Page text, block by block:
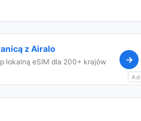
z Airalo
lokalną eSIM dla 200+ krajów
→
Ad